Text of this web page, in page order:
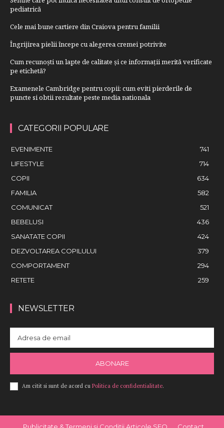
pediatrică
Cele mai bune cartiere din Craiova pentru familii
Îngrijirea pielii începe cu alegerea cremei potrivite
Cum recunoști un lapte de calitate și ce informații merită verificate
pe etichetă?
Examenele Cambridge pentru copii: cum eviti pierderile de
puncte si obtii rezultate peste media nationala
CATEGORII POPULARE
EVENIMENTE
741
LIFESTYLE
714
COPII
634
FAMILIA
582
COMUNICAT
521
BEBELUSI
436
SANATATE COPII
424
DEZVOLTAREA COPILULUI
379
COMPORTAMENT
294
RETETE
259
NEWSLETTER
ABONARE
Am citit si sunt de acord cu Politica de confidentialitate.
Publicitate & Termeni și Condiții Articole SEO Contact